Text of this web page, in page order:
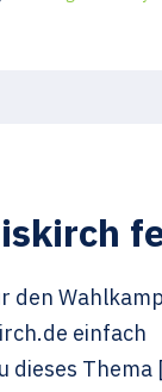
den
einfach
dieses Thema